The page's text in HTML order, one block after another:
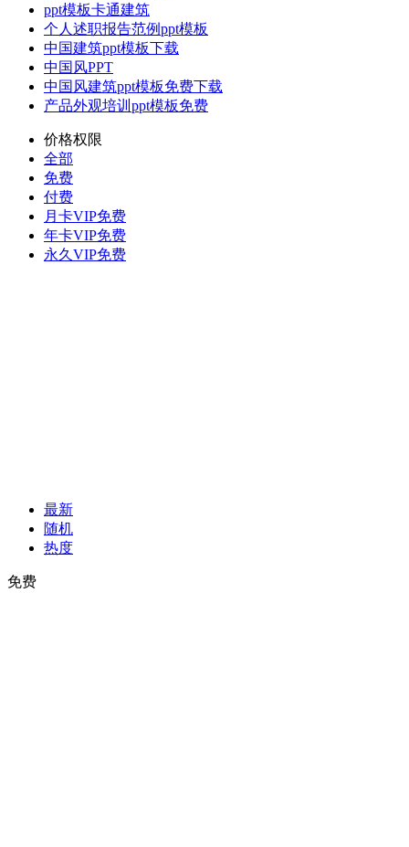
ppt模板卡通建筑
个人述职报告范例ppt模板
中国建筑ppt模板下载
中国风PPT
中国风建筑ppt模板免费下载
产品外观培训ppt模板免费
价格权限
全部
免费
付费
月卡VIP免费
年卡VIP免费
永久VIP免费
最新
随机
热度
免费